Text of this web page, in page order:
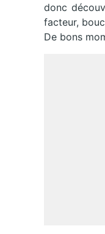
donc
facteur,
De bons